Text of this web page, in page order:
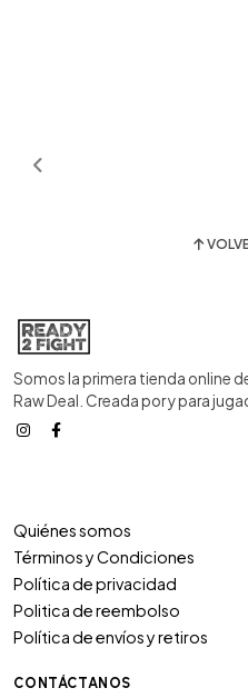
Somos la primera tienda online
Raw Deal. Creada por y para
Quiénes somos
Términos y Condiciones
Política de privacidad
Politica de reembolso
Política de envíos y retiros
CONTÁCTANOS